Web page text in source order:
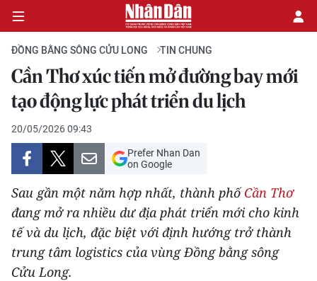
CHÍNH TRỊ
KINH TẾ
VĂN HÓA
XÃ HỘI
PHÁP LUẬT
DU LỊCH
ĐỒNG BẰNG SÔNG CỬU LONG TIN CHUNG
Cần Thơ xúc tiến mở đường bay mới
tạo động lực phát triển du lịch
20/05/2026 09:43
Prefer Nhan Dan
on Google
Sau gần một năm hợp nhất, thành phốCần Thơ
đang mở ra nhiều dư địa phát triển mới cho kinh
tế và du lịch, đặc biệt với định hướng trở thành
trung tâm logistics của vùng Đồng bằng sông
Cửu Long.